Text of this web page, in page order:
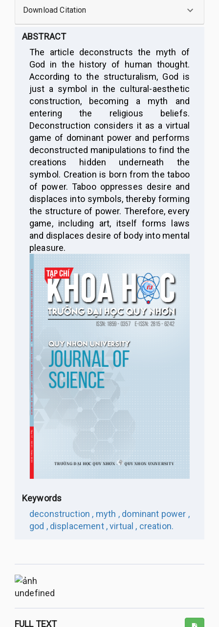
Download Citation
ABSTRACT
The article deconstructs the myth of
God in the history of human thought.
According to the structuralism, God is
just a symbol in the cultural-aesthetic
construction, becoming a myth and
entering the religious beliefs.
Deconstruction considers it as a virtual
game of dominant power and performs
deconstructed manipulations to find the
creations hidden underneath the
symbol. Creation is born from the taboo
of power. Taboo oppresses desire and
displaces into symbols, thereby forming
the structure of power. Therefore, every
game, including art, itself forms laws
and displaces desire of body into mental
pleasure.
Keywords
deconstruction , myth ,dominant power ,
god ,displacement ,virtual , creation.
undefined
FULL TEXT